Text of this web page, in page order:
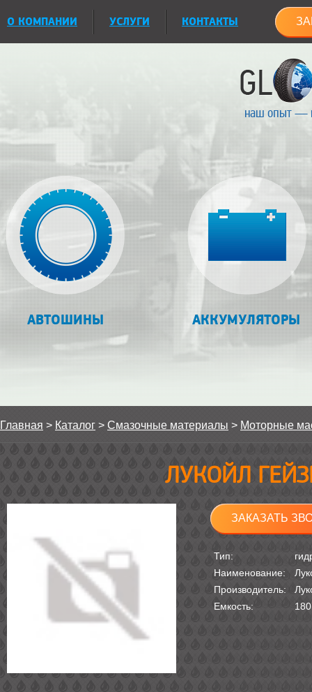
О КОМПАНИИ УСЛУГИ КОНТАКТЫ
наш опыт —
АВТОШИНЫ АККУМУЛЯТОРЫ
Главная > Каталог > Смазочные материалы > Моторные
ЛУКОЙЛ
ЗАКАЗАТЬ
Тип:
Наименование:
Производитель:
Емкость: